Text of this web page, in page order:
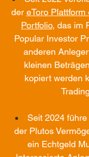
der eToro
Portfolio, das im
Popular Investor
anderen
kleinen
kopiert werden
Seit 2024
der Plutos
ein Echtgeld